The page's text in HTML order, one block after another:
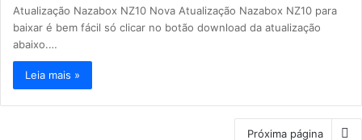
Atualização Nazabox NZ10 Nova Atualização Nazabox NZ10 para
baixar é bem fácil só clicar no botão download da atualização
abaixo.…
Leia mais »
Próxima página